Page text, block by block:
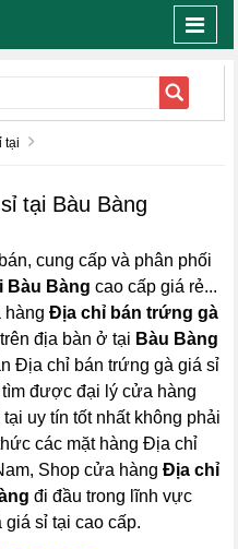
tại
tại Bàu Bàng
cung cấp và phân phối
Bàu Bàng cao cấp giá rẻ...
hàngĐịa chỉ bán trứng gà
địa bàn ở tại Bàu Bàng
Địa chỉ bán trứng gà giá sỉ
được đại lý cửa hàng
uy tín tốt nhất không phải
các mặt hàng Địa chỉ
Shop cửa hàngĐịa chỉ
đi đầu trong lĩnh vực
sỉ tại cao cấp.